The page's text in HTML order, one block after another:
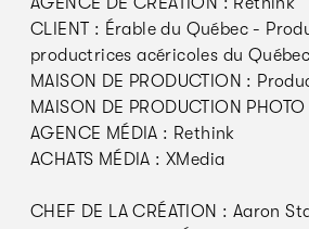
CLIENT : Érable du Québec -
productrices acéricoles du Québec
MAISON DE PRODUCTION :
MAISON DE PRODUCTION
AGENCE MÉDIA : Rethink
ACHATS MÉDIA : XMedia
CHEF DE LA CRÉATION : Aaron